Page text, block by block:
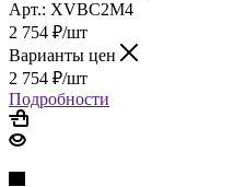
Арт.: XVBC2M4
2 754 ₽/шт
Варианты цен
2 754 ₽/шт
Подробности